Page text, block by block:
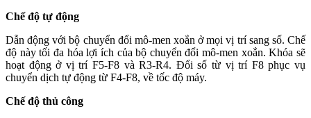
Chế độ tự động
Dẫn động với bộ chuyển đổi mô-men xoắn ở mọi vị trí sang số. Chế
độ này tối đa hóa lợi ích của bộ chuyển đổi mô-men xoắn. Khóa sẽ
hoạt động ở vị trí F5-F8 và R3-R4. Đổi số từ vị trí F8 phục vụ
chuyển dịch tự động từ F4-F8, về tốc độ máy.
Chế độ thủ công